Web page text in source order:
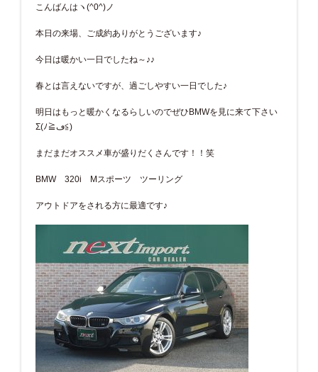
こんばんはヽ(^0^)ノ
本日の来場、ご成約ありがとうございます♪
今日は暖かい一日でしたね～♪♪
春とは言えないですが、過ごしやすい一日でした♪
明日はもっと暖かくなるらしいのでぜひBMWを見に来て下さい
Σ(ﾉ≧ڡ≦)
まだまだオススメ車が盛りだくさんです！！笑
BMW 320i Mスポーツ ツーリング
アウトドアをされる方に最適です♪